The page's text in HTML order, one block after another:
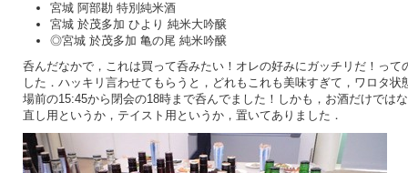
宮城 阿部勘 特別純米酒
宮城 於茂多加 ひより 純米大吟醸
◎宮城 於茂多加 亀の尾 純米吟醸
呑んだなかで，これは買って呑みたい！オレの好みにガッチリだ！っ
した．ハッキリ言わせてもらうと，どれもこれも美味すぎて，ワロタ状
場前の15:45から閉会の18時まで呑んでました！しかも，お酒だけでは
直し用というか，テイスト用というか，置いてありました．